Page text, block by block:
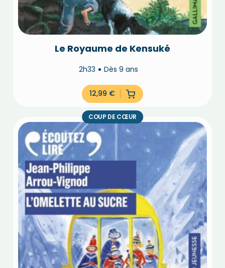
Le Royaume de Kensuké
2h33 Dès 9 ans
12,99 €
COUP DE CŒUR